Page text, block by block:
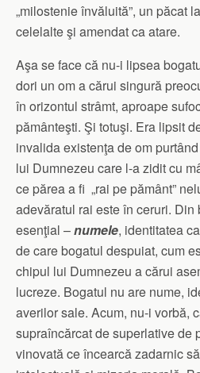
„milostenie învăluită”, un păcat
celelalte şi amendat ca atare.
Aşa se face că nu-i lipsea
dori un om a cărui singură
în orizontul strâmt, aproape
pământeşti. Şi totuşi. Era lipsit
invalida existenţa de om
lui Dumnezeu care l-a zidit cu
ce părea a fi „rai pe pământ”
adevăratul rai este în ceruri.
esenţial –numele, identitatea
de care bogatul despuiat, cum
chipul lui Dumnezeu a cărui
lucreze. Bogatul nu are nume,
averilor sale. Acum, nu-i vorbă,
supraîncărcat de superlative de
vinovată ce încearcă zadarnic